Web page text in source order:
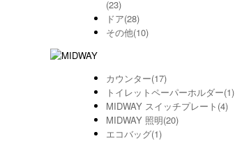
(23)
ドア(28)
その他(10)
カウンター(17)
トイレットペーパーホルダー(1)
MIDWAY スイッチプレート(4)
MIDWAY 照明(20)
エコバッグ(1)